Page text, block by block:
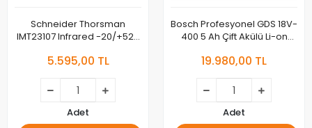
Schneider Thorsman
IMT23107 Infrared -20/+520
5.595,00 TL
Adet
Bosch Profesyonel GDS 18V-
400 5 Ah Çift Akülü Li-on
19.980,00 TL
Adet